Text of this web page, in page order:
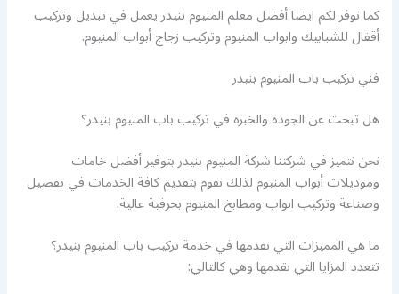
كما نوفر لكم ايضا أفضل معلم المنيوم بنيدر يعمل في تبديل وتركيب
أقفال للشبابيك وابواب المنيوم وتركيب زجاج أبواب المنيوم.
فني تركيب باب المنيوم بنيدر
هل تبحث عن الجودة والخبرة في تركيب باب المنيوم بنيدر؟
نحن نتميز في شركتنا شركة المنيوم بنيدر بتوفير أفضل خامات
وموديلات أبواب المنيوم لذلك نقوم بتقديم كافة الخدمات في تفصيل
وصناعة وتركيب ابواب ومطابخ المنيوم بحرفية عالية.
ما هي المميزات التي نقدمها في خدمة تركيب باب المنيوم بنيدر؟
تتعدد المزايا التي نقدمها وهي كالتالي: